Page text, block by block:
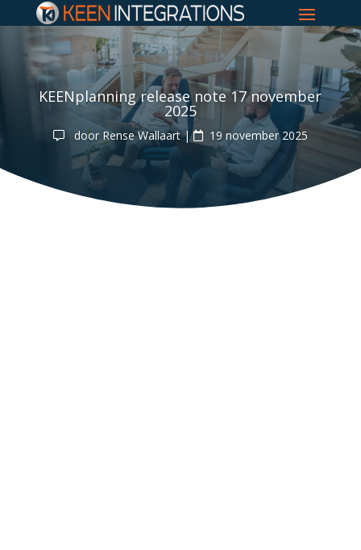
KEENplanning release note 17 november
2025
door Rense Wallaart| 19 november 2025